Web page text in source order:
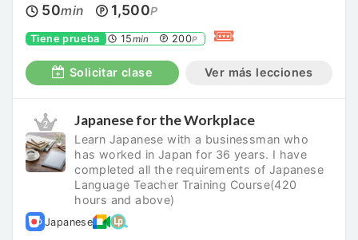
50min 1,500P
Tiene prueba 15min 200P
Solicitar clase Ver más lecciones
Japanese for the Workplace
Learn Japanese with a businessman who
has worked in Japan for 36 years. I have
completed all the requirements of Japanese
Language Teacher Training Course(420
hours and above)
Japanese